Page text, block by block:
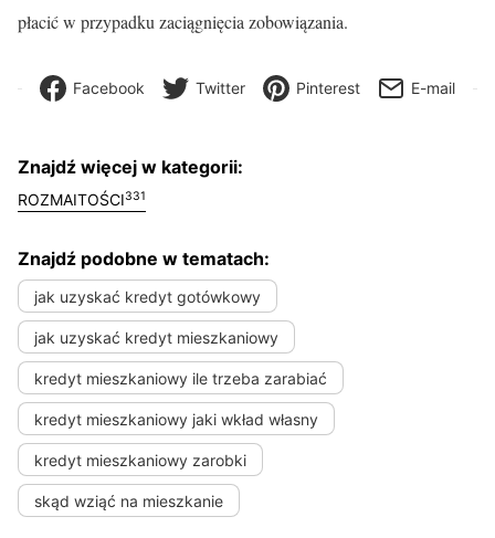
płacić w przypadku zaciągnięcia zobowiązania.
Facebook Twitter Pinterest E-mail
Znajdź więcej w kategorii:
ROZMAITOŚCI331
Znajdź podobne w tematach:
jak uzyskać kredyt gotówkowy
jak uzyskać kredyt mieszkaniowy
kredyt mieszkaniowy ile trzeba zarabiać
kredyt mieszkaniowy jaki wkład własny
kredyt mieszkaniowy zarobki
skąd wziąć na mieszkanie